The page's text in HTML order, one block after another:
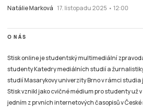
Natálie Marková 17. listopadu 2025 • 12:00
O NÁS
Stisk online je studentský multimediální
studenty Katedry mediálních studií a
studií Masarykovy univerzity Brno v rámci studia
Stisk vznikl jako cvičné médium pro studenty už v
jedním z prvních internetových časopisů v České